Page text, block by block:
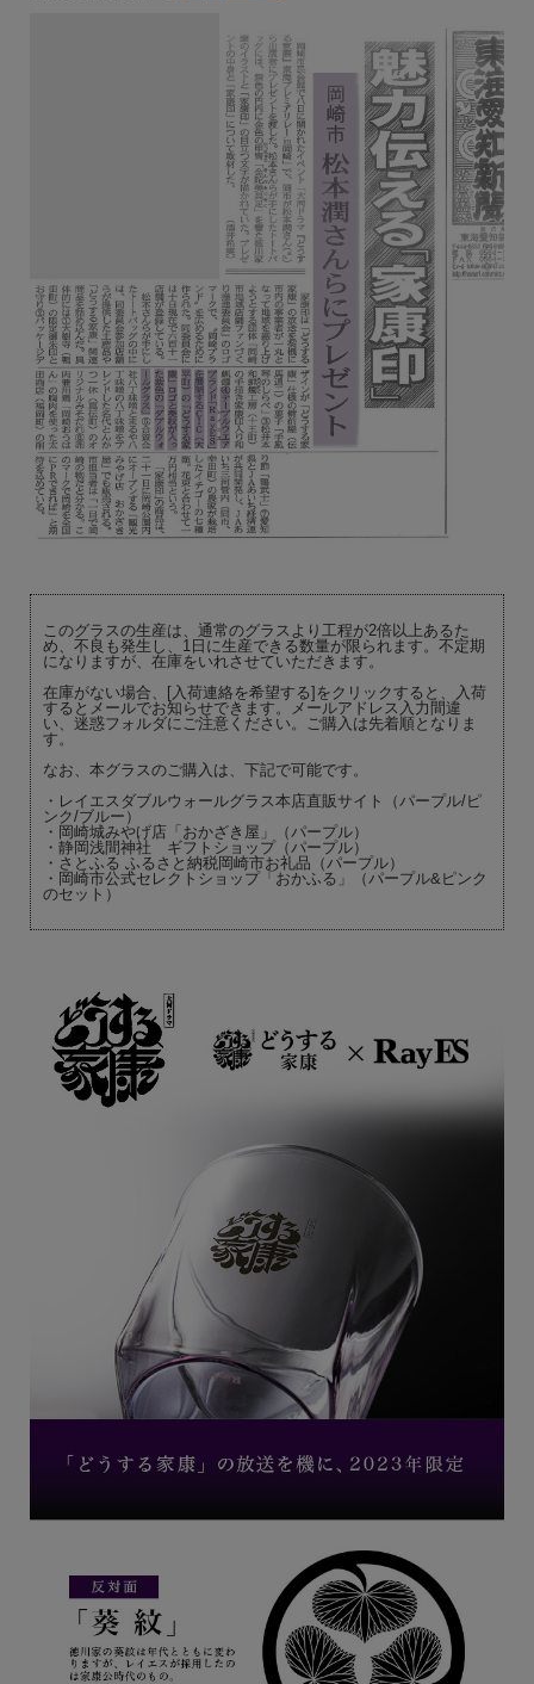
このグラスの生産は、通常のグラスより工程が2倍以上あるた
め、不良も発生し、1日に生産できる数量が限られます。不定期
になりますが、在庫をいれさせていただきます。
在庫がない場合、[入荷連絡を希望する]をクリックすると、入荷
するとメールでお知らせできます。メールアドレス入力間違
い、迷惑フォルダにご注意ください。ご購入は先着順となりま
す。
なお、本グラスのご購入は、下記で可能です。
・レイエスダブルウォールグラス本店直販サイト（パープル/ピ
ンク/ブルー）
・岡崎城みやげ店「おかざき屋」（パープル）
・静岡浅間神社 ギフトショップ（パープル）
・さとふる ふるさと納税岡崎市お礼品（パープル）
・岡崎市公式セレクトショップ「おかふる」（パープル&ピンク
のセット）